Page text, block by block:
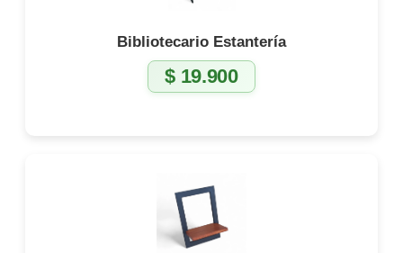
Bibliotecario Estantería
$19.900